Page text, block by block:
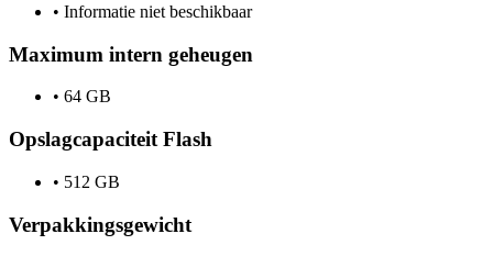
• Informatie niet beschikbaar
Maximum intern geheugen
• 64 GB
Opslagcapaciteit Flash
• 512 GB
Verpakkingsgewicht